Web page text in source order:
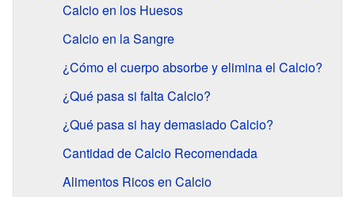
Calcio en los Huesos
Calcio en la Sangre
¿Cómo el cuerpo absorbe y elimina el Calcio?
¿Qué pasa si falta Calcio?
¿Qué pasa si hay demasiado Calcio?
Cantidad de Calcio Recomendada
Alimentos Ricos en Calcio